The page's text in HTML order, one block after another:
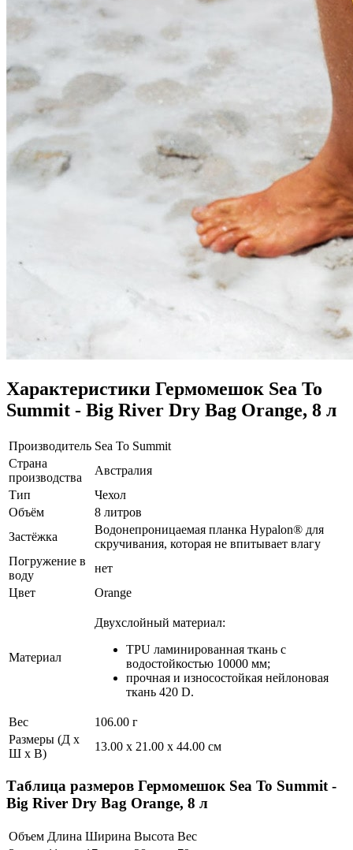
Характеристики Гермомешок Sea To
Summit - Big River Dry Bag Orange, 8 л
Производитель Sea To Summit
Страна
производства
Австралия
Тип
Чехол
Объём
8 литров
Застёжка
Водонепроницаемая планка Hypalon® для
скручивания, которая не впитывает влагу
Погружение в
воду
нет
Цвет
Orange
Материал
Двухслойный материал:
TPU ламинированная ткань с
водостойкостью 10000 мм;
прочная и износостойкая нейлоновая
ткань 420 D.
Вес
106.00 г
Размеры (Д х
Ш х В)
13.00 x 21.00 x 44.00 см
Таблица размеров Гермомешок Sea To Summit -
Big River Dry Bag Orange, 8 л
Объем Длина Ширина Высота Вес